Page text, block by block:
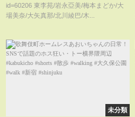
id=60206 東李苑/岩永亞美/梅本まどか/大
場美奈/大矢真那/北川綾巴/木...
未分類